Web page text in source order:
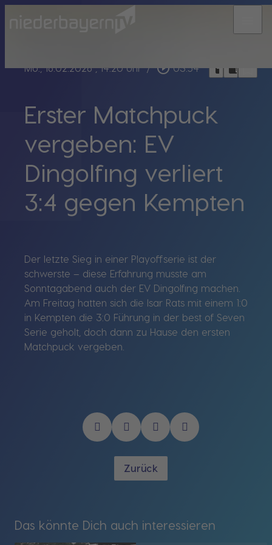
Mo., 16.02.2026, 14:20 Uhr / play_circle_outline 03:54 headphones chrome_reader_mode
Erster Matchpuck
vergeben: EV
Dingolfing verliert
3:4 gegen Kempten
Der letzte Sieg in einer Playoffserie ist der
schwerste – diese Erfahrung musste am
Sonntagabend auch der EV Dingolfing machen.
Am Freitag hatten sich die Isar Rats mit einem 1:0
in Kempten die 3:0 Führung in der best of Seven
Serie geholt, doch dann zu Hause den ersten
Matchpuck vergeben.
Zurück
Das könnte Dich auch interessieren